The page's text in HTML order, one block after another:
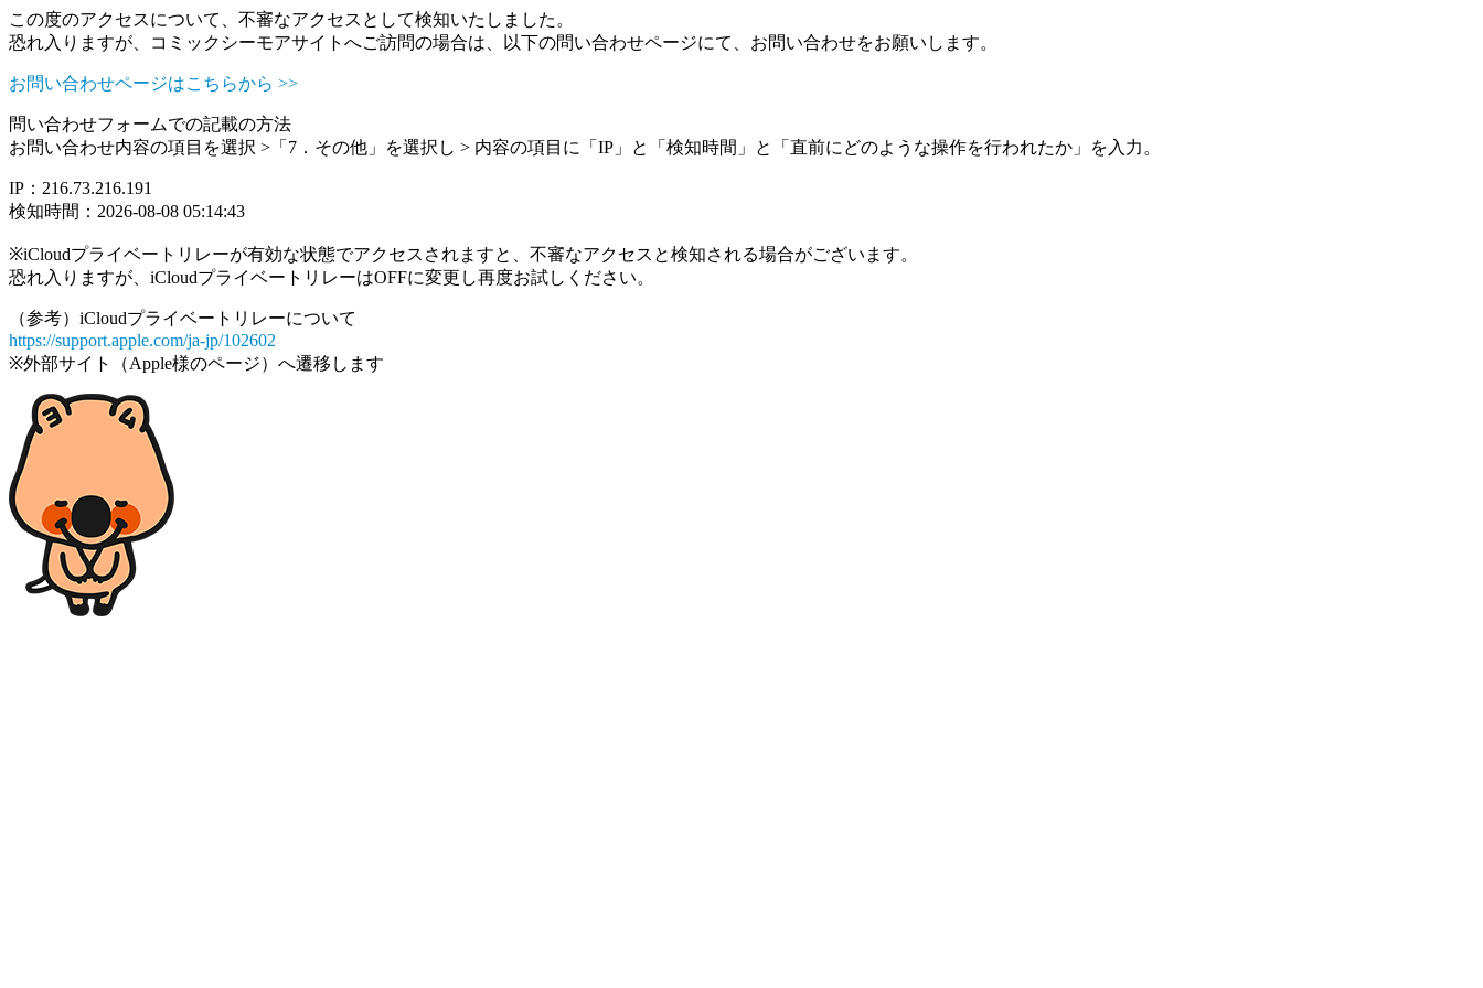
この度のアクセスについて、不審なアクセスとして検知いたしました。
恐れ入りますが、コミックシーモアサイトへご訪問の場合は、以下の問い合わせページにて、お問い合わせをお願いします。
お問い合わせページはこちらから >>
問い合わせフォームでの記載の方法
お問い合わせ内容の項目を選択 >「7．その他」を選択し > 内容の項目に「IP」と「検知時間」と「直前にどのような操作を行われたか」を入力。
IP：216.73.216.191
検知時間：2026-08-08 05:14:43
※iCloudプライベートリレーが有効な状態でアクセスされますと、不審なアクセスと検知される場合がございます。
恐れ入りますが、iCloudプライベートリレーはOFFに変更し再度お試しください。
（参考）iCloudプライベートリレーについて
https://support.apple.com/ja-jp/102602
※外部サイト（Apple様のページ）へ遷移します